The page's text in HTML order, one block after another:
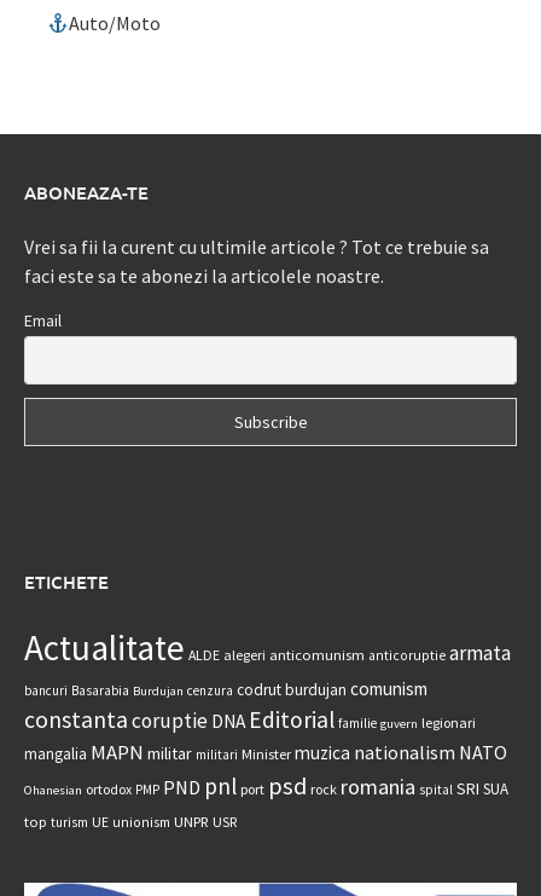
Auto/Moto
ABONEAZA-TE
Vrei sa fii la curent cu ultimile articole ? Tot ce trebuie sa
faci este sa te abonezi la articolele noastre.
Email
ETICHETE
Actualitate ALDE alegeri anticomunism anticoruptie armata
bancuri Basarabia Burdujan cenzura codrut burdujan comunism
constantacoruptie DNA Editorial familie guvern legionari
mangalia MAPN militar militari Minister muzica nationalism NATO
Ohanesian ortodox PMP PND pnl port psd rock romania spital SRI SUA
top turism UE unionism UNPR USR